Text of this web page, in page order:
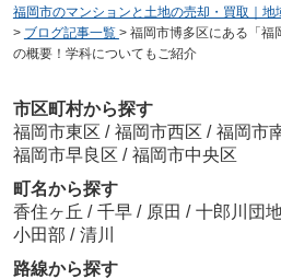
福岡市のマンションと土地の売却・買取｜
> ブログ記事一覧 > 福岡市博多区にある「福
の概要！学科についてもご紹介
市区町村から探す
福岡市東区 / 福岡市西区 / 福岡市
福岡市早良区 / 福岡市中央区
町名から探す
香住ヶ丘 / 千早 / 原田 / 十郎川団
小田部 / 清川
路線から探す